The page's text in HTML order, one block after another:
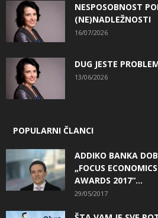
NESPOSOBNOST
(NE)NADLEŽNOSTI
16/07/2026
DUG JESTE
13/06/2026
POPULARNI ČLANCI
ADDIKO BANKA
„FOCUS
AWARDS 2017“...
29/05/2017